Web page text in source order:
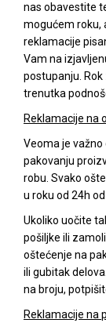
nas obavestite
mogućem roku,
reklamacije
Vam na
postupanju.
trenutka
Reklamacije na
Veoma je
pakovanju
robu. Svako
u roku od 24h
Ukoliko uočite
pošiljke ili
oštećenje na
ili gubitak
na broju,
Reklamacije na